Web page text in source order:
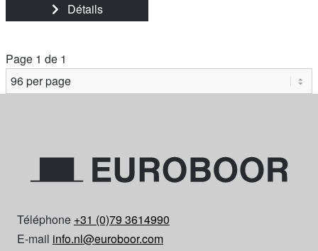
Détails
Page 1 de 1
Téléphone +31 (0)79 3614990
E-mail info.nl@euroboor.com